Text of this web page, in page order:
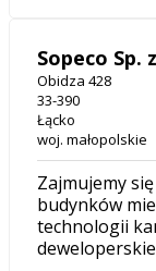
Sopeco Sp.
Obidza 428
33-390
Łącko
woj. małopolskie
Zajmujemy
budynków
technologii